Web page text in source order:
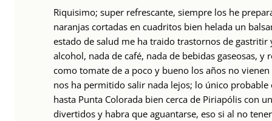
Riquisimo; super refrescante, siempre los he
naranjas cortadas en cuadritos bien helada un
estado de salud me ha traido trastornos de
alcohol, nada de café, nada de bebidas gaseosas, y
como tomate de a poco y bueno los años no
nos ha permitido salir nada lejos; lo único
hasta Punta Colorada bien cerca de Piriapólis con
divertidos y habra que aguantarse, eso si al no